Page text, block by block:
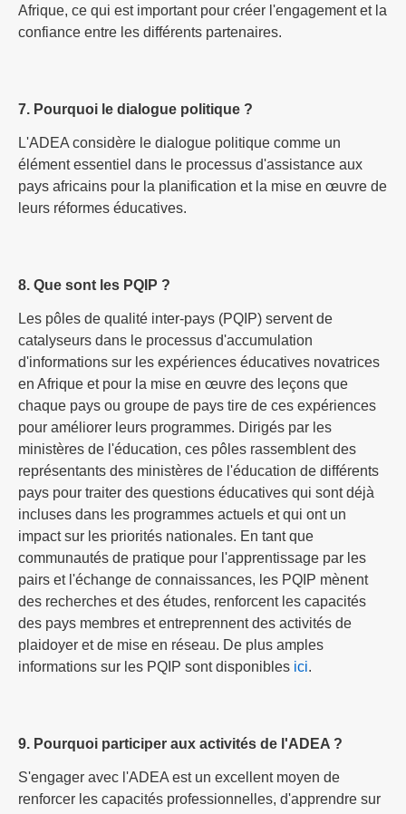
Afrique, ce qui est important pour créer l'engagement et la
confiance entre les différents partenaires.
7. Pourquoi le dialogue politique ?
L'ADEA considère le dialogue politique comme un
élément essentiel dans le processus d'assistance aux
pays africains pour la planification et la mise en œuvre de
leurs réformes éducatives.
8. Que sont les PQIP ?
Les pôles de qualité inter-pays (PQIP) servent de
catalyseurs dans le processus d'accumulation
d'informations sur les expériences éducatives novatrices
en Afrique et pour la mise en œuvre des leçons que
chaque pays ou groupe de pays tire de ces expériences
pour améliorer leurs programmes. Dirigés par les
ministères de l'éducation, ces pôles rassemblent des
représentants des ministères de l'éducation de différents
pays pour traiter des questions éducatives qui sont déjà
incluses dans les programmes actuels et qui ont un
impact sur les priorités nationales. En tant que
communautés de pratique pour l'apprentissage par les
pairs et l'échange de connaissances, les PQIP mènent
des recherches et des études, renforcent les capacités
des pays membres et entreprennent des activités de
plaidoyer et de mise en réseau. De plus amples
informations sur les PQIP sont disponibles ici.
9. Pourquoi participer aux activités de l'ADEA ?
S'engager avec l'ADEA est un excellent moyen de
renforcer les capacités professionnelles, d'apprendre sur